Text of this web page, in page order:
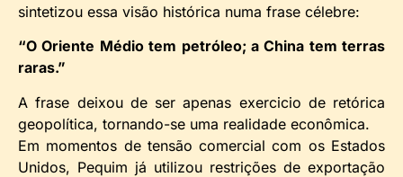
sintetizou essa visão histórica numa frase célebre:
“O Oriente Médio tem petróleo; a China tem terras
raras.”
A frase deixou de ser apenas exercicio de retórica
geopolítica, tornando-se uma realidade econômica.
Em momentos de tensão comercial com os Estados
Unidos, Pequim já utilizou restrições de exportação